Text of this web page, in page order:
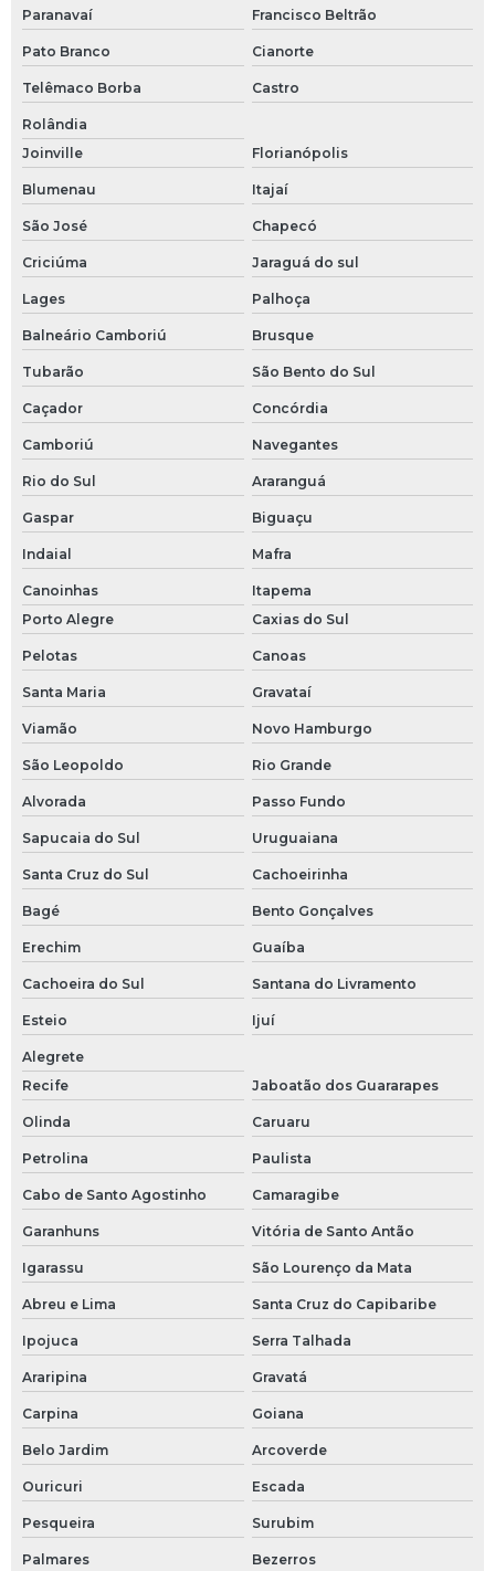
Redução excêntrica inox
Tubo od
Tubos e conexões em aço inox
Uniao tc
União tc completa
Valvula danfoss
Valvula solenoide danfoss
Válvula agulha
Válvula automática
Válvula esfera inox 1 2
Válvula esfera inox 3 4
Válvula solenoide para água
Válvula tripartida
Válvula tripartida 1 2
Válvula tripartida inox
Paranavaí Francisco Beltrão
Pato Branco Cianorte
Telêmaco Borba Castro
Rolândia
Joinville
Florianópolis
Blumenau Itajaí
São José Chapecó
Criciúma Jaraguá do sul
Lages Palhoça
Balneário Camboriú Brusque
Tubarão São Bento do Sul
Caçador Concórdia
Camboriú Navegantes
Rio do Sul Araranguá
Gaspar Biguaçu
Indaial Mafra
Canoinhas
Itapema
Porto Alegre
Caxias do Sul
Pelotas Canoas
Santa Maria Gravataí
Viamão Novo Hamburgo
São Leopoldo Rio Grande
Alvorada Passo Fundo
Sapucaia do Sul Uruguaiana
Santa Cruz do Sul Cachoeirinha
Bagé Bento Gonçalves
Erechim Guaíba
Cachoeira do Sul Santana do Livramento
Esteio Ijuí
Alegrete
Recife
Jaboatão dos Guararapes
Olinda Caruaru
Petrolina Paulista
Cabo de Santo Agostinho Camaragibe
Garanhuns Vitória de Santo Antão
Igarassu São Lourenço da Mata
Abreu e Lima Santa Cruz do Capibaribe
Ipojuca Serra Talhada
Araripina Gravatá
Carpina Goiana
Belo Jardim Arcoverde
Ouricuri Escada
Pesqueira Surubim
Palmares
Bezerros